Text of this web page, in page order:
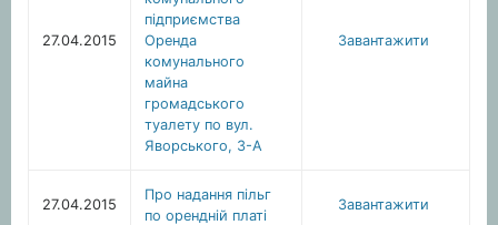
27.04.2015
підприємства
Оренда
комунального
майна
громадського
туалету по вул.
Яворського, 3-А
Завантажити
27.04.2015
Про надання пільг
по орендній платі
Завантажити